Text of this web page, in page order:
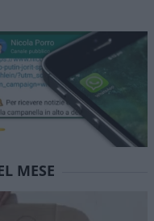
MESE